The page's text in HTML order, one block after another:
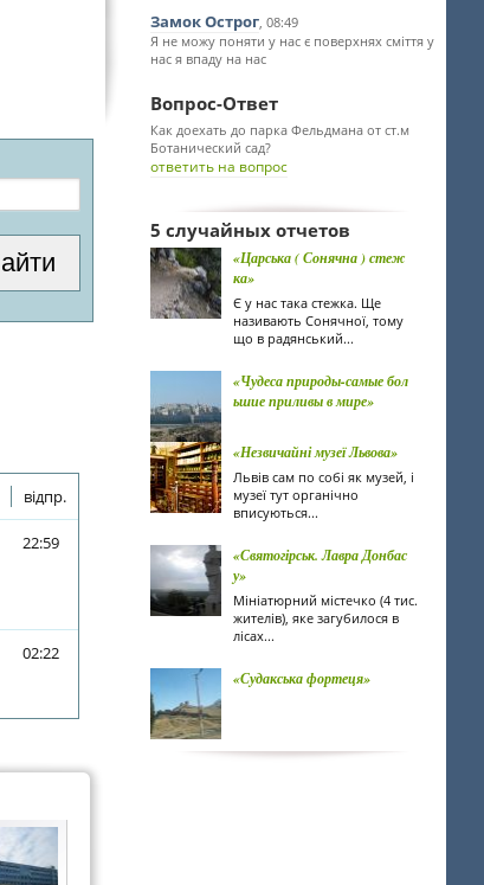
відпр.
22:59
02:22
Замок Острог, 08:49
Я не можу поняти у нас є поверхнях сміття у
нас я впаду на нас
Вопрос-Ответ
Как доехать до парка Фельдмана от ст.м
Ботанический сад?
ответить на вопрос
5 случайных отчетов
«Царська ( Сонячна ) стеж
ка»
Є у нас така стежка. Ще
називають Сонячної, тому
що в радянський...
«Чудеса природы-самые бол
ьшие приливы в мире»
«Незвичайні музеї Львова»
Львів сам по собі як музей, і
музеї тут органічно
вписуються...
«Святогірськ. Лавра Донбас
у»
Мініатюрний містечко (4 тис.
жителів), яке загубилося в
лісах...
«Судакська фортеця»